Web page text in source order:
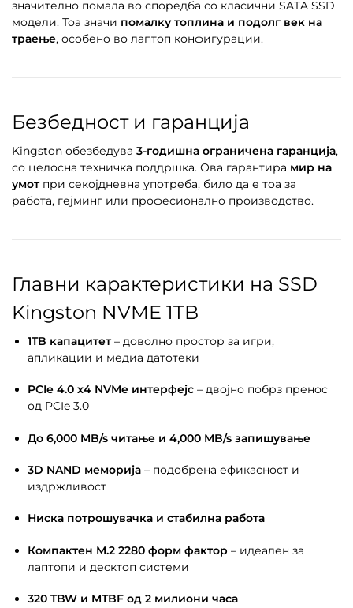
значително помала во споредба со класични SATA SSD
модели. Тоа значи помалку топлина и подолг век на
траење, особено во лаптоп конфигурации.
Безбедност и гаранција
Kingston обезбедува 3-годишна ограничена гаранција,
со целосна техничка поддршка. Ова гарантира мир на
умотпри секојдневна употреба, било да е тоа за
работа, гејминг или професионално производство.
Главни карактеристики на SSD
Kingston NVME 1TB
1TB капацитет– доволно простор за игри,
апликации и медиа датотеки
PCIe 4.0 x4 NVMe интерфејс – двојно побрз пренос
од PCIe 3.0
До 6,000 MB/s читање и 4,000 MB/s запишување
3D NAND меморија – подобрена ефикасност и
издржливост
Ниска потрошувачка и стабилна работа
Компактен M.2 2280 форм фактор – идеален за
лаптопи и десктоп системи
320 TBW и MTBF од 2 милиони часа